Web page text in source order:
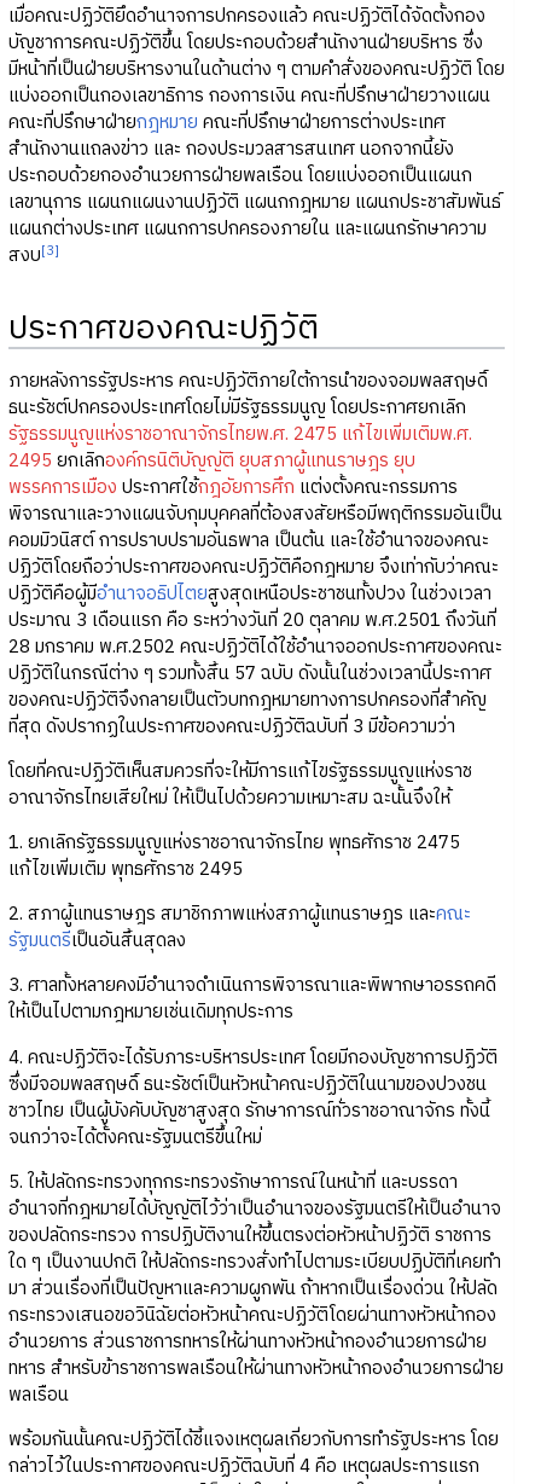
เมื่อคณะปฏิวัติยึดอำนาจการปกครองแล้ว คณะปฏิวัติได้จัดตั้งกอง
บัญชาการคณะปฏิวัติขึ้น โดยประกอบด้วยสำนักงานฝ่ายบริหาร ซึ่ง
มีหน้าที่เป็นฝ่ายบริหารงานในด้านต่าง ๆ ตามคำสั่งของคณะปฏิวัติ โดย
แบ่งออกเป็นกองเลขาธิการ กองการเงิน คณะที่ปรึกษาฝ่ายวางแผน
คณะที่ปรึกษาฝ่ายกฎหมาย คณะที่ปรึกษาฝ่ายการต่างประเทศ
สำนักงานแถลงข่าว และ กองประมวลสารสนเทศ นอกจากนี้ยัง
ประกอบด้วยกองอำนวยการฝ่ายพลเรือน โดยแบ่งออกเป็นแผนก
เลขานุการ แผนกแผนงานปฏิวัติ แผนกกฎหมาย แผนกประชาสัมพันธ์
แผนกต่างประเทศ แผนกการปกครองภายใน และแผนกรักษาความ
สงบ[3]
ประกาศของคณะปฏิวัติ
ภายหลังการรัฐประหาร คณะปฏิวัติภายใต้การนำของจอมพลสฤษดิ์
ธนะรัชต์ปกครองประเทศโดยไม่มีรัฐธรรมนูญ โดยประกาศยกเลิก
รัฐธรรมนูญแห่งราชอาณาจักรไทยพ.ศ. 2475 แก้ไขเพิ่มเติมพ.ศ.
2495 ยกเลิกองค์กรนิติบัญญัติ ยุบสภาผู้แทนราษฎร ยุบ
พรรคการเมือง ประกาศใช้กฎอัยการศึก แต่งตั้งคณะกรรมการ
พิจารณาและวางแผนจับกุมบุคคลที่ต้องสงสัยหรือมีพฤติกรรมอันเป็น
คอมมิวนิสต์ การปราบปรามอันธพาล เป็นต้น และใช้อำนาจของคณะ
ปฏิวัติโดยถือว่าประกาศของคณะปฏิวัติคือกฎหมาย จึงเท่ากับว่าคณะ
ปฏิวัติคือผู้มีอำนาจอธิปไตยสูงสุดเหนือประชาชนทั้งปวง ในช่วงเวลา
ประมาณ 3 เดือนแรก คือ ระหว่างวันที่ 20 ตุลาคม พ.ศ.2501 ถึงวันที่
28 มกราคม พ.ศ.2502 คณะปฏิวัติได้ใช้อำนาจออกประกาศของคณะ
ปฏิวัติในกรณีต่าง ๆ รวมทั้งสิ้น 57 ฉบับ ดังนั้นในช่วงเวลานี้ประกาศ
ของคณะปฏิวัติจึงกลายเป็นตัวบทกฎหมายทางการปกครองที่สำคัญ
ที่สุด ดังปรากฏในประกาศของคณะปฏิวัติฉบับที่ 3 มีข้อความว่า
โดยที่คณะปฏิวัติเห็นสมควรที่จะให้มีการแก้ไขรัฐธรรมนูญแห่งราช
อาณาจักรไทยเสียใหม่ ให้เป็นไปด้วยความเหมาะสม ฉะนั้นจึงให้
1. ยกเลิกรัฐธรรมนูญแห่งราชอาณาจักรไทย พุทธศักราช 2475
แก้ไขเพิ่มเติม พุทธศักราช 2495
2. สภาผู้แทนราษฎร สมาชิกภาพแห่งสภาผู้แทนราษฎร และคณะ
รัฐมนตรีเป็นอันสิ้นสุดลง
3. ศาลทั้งหลายคงมีอำนาจดำเนินการพิจารณาและพิพากษาอรรถคดี
ให้เป็นไปตามกฎหมายเช่นเดิมทุกประการ
4. คณะปฏิวัติจะได้รับภาระบริหารประเทศ โดยมีกองบัญชาการปฏิวัติ
ซึ่งมีจอมพลสฤษดิ์ ธนะรัชต์เป็นหัวหน้าคณะปฏิวัติในนามของปวงชน
ชาวไทย เป็นผู้บังคับบัญชาสูงสุด รักษาการณ์ทั่วราชอาณาจักร ทั้งนี้
จนกว่าจะได้ตั้งคณะรัฐมนตรีขึ้นใหม่
5. ให้ปลัดกระทรวงทุกกระทรวงรักษาการณ์ในหน้าที่ และบรรดา
อำนาจที่กฎหมายได้บัญญัติไว้ว่าเป็นอำนาจของรัฐมนตรีให้เป็นอำนาจ
ของปลัดกระทรวง การปฏิบัติงานให้ขึ้นตรงต่อหัวหน้าปฏิวัติ ราชการ
ใด ๆ เป็นงานปกติ ให้ปลัดกระทรวงสั่งทำไปตามระเบียบปฏิบัติที่เคยทำ
มา ส่วนเรื่องที่เป็นปัญหาและความผูกพัน ถ้าหากเป็นเรื่องด่วน ให้ปลัด
กระทรวงเสนอขอวินิฉัยต่อหัวหน้าคณะปฏิวัติโดยผ่านทางหัวหน้ากอง
อำนวยการ ส่วนราชการทหารให้ผ่านทางหัวหน้ากองอำนวยการฝ่าย
ทหาร สำหรับข้าราชการพลเรือนให้ผ่านทางหัวหน้ากองอำนวยการฝ่าย
พลเรือน
พร้อมกันนั้นคณะปฏิวัติได้ชี้แจงเหตุผลเกี่ยวกับการทำรัฐประหาร โดย
กล่าวไว้ในประกาศของคณะปฏิวัติฉบับที่ 4 คือ เหตุผลประการแรก